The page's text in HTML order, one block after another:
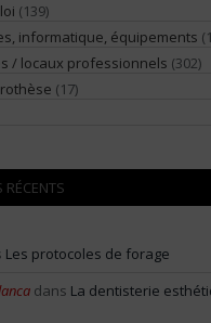
(139)
informatique, équipements
/ locaux professionnels (302)
(17)
RÉCENTS
Les protocoles de forage
dans La dentisterie